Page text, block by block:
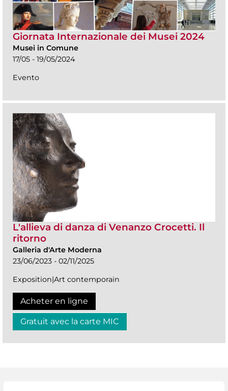
Giornata Internazionale dei Musei 2024
Musei in Comune
17/05 - 19/05/2024
Evento
L'allieva di danza di Venanzo Crocetti. Il
ritorno
Galleria d'Arte Moderna
23/06/2023 - 02/11/2025
Exposition|Art contemporain
Acheter en ligne
Gratuit avec la carte MIC